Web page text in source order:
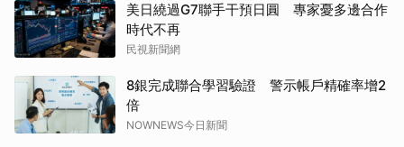
美日繞過G7聯手干預日圓 專家憂多邊合作
時代不再
民視新聞網
8銀完成聯合學習驗證 警示帳戶精確率增2
倍
NOWNEWS今日新聞